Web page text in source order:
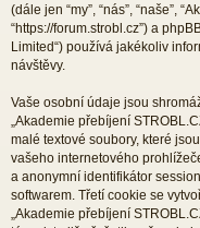
zy
(dále jen “my”, “nás”, “naše”,
“https://forum.strobl.cz”) a
Limited“) používá jakékoliv
návštěvy.
Vaše osobní údaje jsou
„Akademie přebíjení
malé textové soubory, které
vašeho internetového
a anonymní identifikátor
softwarem. Třetí cookie se
„Akademie přebíjení